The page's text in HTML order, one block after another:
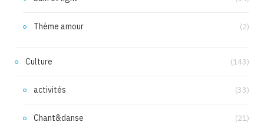
Thème amour (2)
Culture (143)
activités (33)
Chant&danse (21)